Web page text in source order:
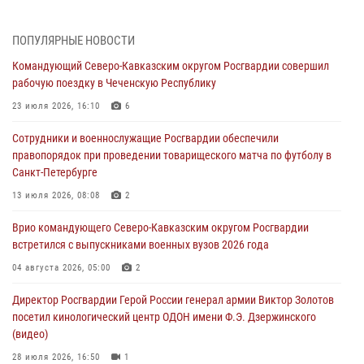
06 августа 2026, 06:15
На Сахалине при участии СОБР Росгвардии пресекли нелегальную
добычу биоресурсов
06 августа 2026, 05:12
Росгвардейцы уничтожили свыше 120 беспилотников в ЛНР
06 августа 2026, 05:00
Выпускники вузов Росгвардии прибыли для прохождения службы
06 августа 2026, 04:00 3
Росгвардейцы проверили работу ЧОП в детских оздоровительных
05 августа 2026, 14:44 1
ПОПУЛЯРНЫЕ НОВОСТИ
Командующий Северо-Кавказским округом Росгвардии совершил
рабочую поездку в Чеченскую Республику
23 июля 2026, 16:10 6
Сотрудники и военнослужащие Росгвардии обеспечили
правопорядок при проведении товарищеского матча по футболу в
Санкт-Петербурге
13 июля 2026, 08:08 2
Врио командующего Северо-Кавказским округом Росгвардии
встретился с выпускниками военных вузов 2026 года
04 августа 2026, 05:00 2
Директор Росгвардии Герой России генерал армии Виктор Золотов
посетил кинологический центр ОДОН имени Ф.Э. Дзержинского
(видео)
28 июля 2026, 16:50 1